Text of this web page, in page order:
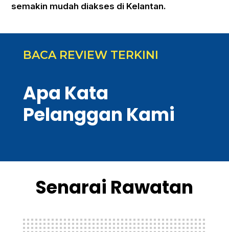
semakin mudah diakses di Kelantan.
BACA REVIEW TERKINI
Apa Kata
Pelanggan Kami
Senarai Rawatan